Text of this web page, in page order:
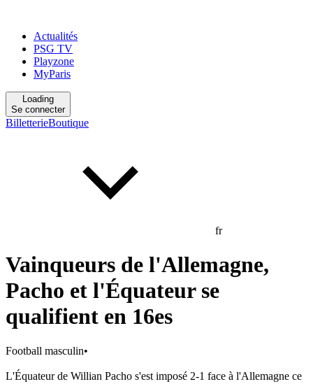
Actualités
PSG TV
Playzone
MyParis
Loading
Se connecter
BilletterieBoutique
fr
Vainqueurs de l'Allemagne,
Pacho et l'Équateur se
qualifient en 16es
Football masculin•
L'Équateur de Willian Pacho s'est imposé 2-1 face à l'Allemagne ce